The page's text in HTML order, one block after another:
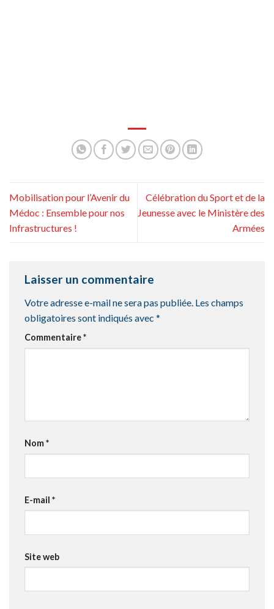
Mobilisation pour l’Avenir du
Médoc : Ensemble pour nos
Infrastructures !
Célébration du Sport et de la
Jeunesse avec le Ministère des
Armées
Laisser un commentaire
Votre adresse e-mail ne sera pas publiée. Les champs
obligatoires sont indiqués avec *
Commentaire*
Nom*
E-mail *
Site web